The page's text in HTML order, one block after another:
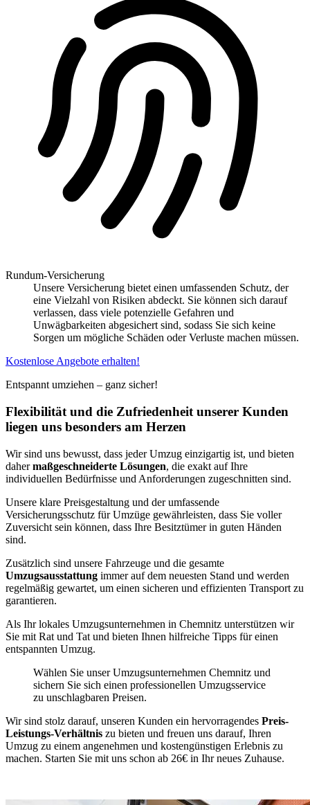
Rundum-Versicherung
Unsere Versicherung bietet einen umfassenden Schutz, der
eine Vielzahl von Risiken abdeckt. Sie können sich darauf
verlassen, dass viele potenzielle Gefahren und
Unwägbarkeiten abgesichert sind, sodass Sie sich keine
Sorgen um mögliche Schäden oder Verluste machen müssen.
Kostenlose Angebote erhalten!
Entspannt umziehen – ganz sicher!
Flexibilität und die Zufriedenheit unserer Kunden
liegen uns besonders am Herzen
Wir sind uns bewusst, dass jeder Umzug einzigartig ist, und bieten
dahermaßgeschneiderte Lösungen, die exakt auf Ihre
individuellen Bedürfnisse und Anforderungen zugeschnitten sind.
Unsere klare Preisgestaltung und der umfassende
Versicherungsschutz für Umzüge gewährleisten, dass Sie voller
Zuversicht sein können, dass Ihre Besitztümer in guten Händen
sind.
Zusätzlich sind unsere Fahrzeuge und die gesamte
Umzugsausstattung immer auf dem neuesten Stand und werden
regelmäßig gewartet, um einen sicheren und effizienten Transport zu
garantieren.
Als Ihr lokales Umzugsunternehmen in Chemnitz unterstützen wir
Sie mit Rat und Tat und bieten Ihnen hilfreiche Tipps für einen
entspannten Umzug.
Wählen Sie unser Umzugsunternehmen Chemnitz und
sichern Sie sich einen professionellen Umzugsservice
zu unschlagbaren Preisen.
Wir sind stolz darauf, unseren Kunden ein hervorragendes Preis-
Leistungs-Verhältnis zu bieten und freuen uns darauf, Ihren
Umzug zu einem angenehmen und kostengünstigen Erlebnis zu
machen. Starten Sie mit uns schon ab 26€ in Ihr neues Zuhause.